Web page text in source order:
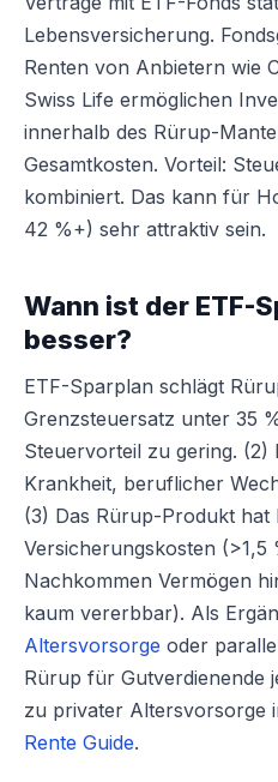
Lebensversicherung.
Renten von Anbietern wie
Swiss Life ermöglichen
innerhalb des Rürup-
Gesamtkosten. Vorteil:
kombiniert. Das kann für
42 %+) sehr attraktiv sein.
Wann ist der ETF-
besser?
ETF-Sparplan schlägt
Grenzsteuersatz unter 35
Steuervorteil zu gering.
Krankheit, beruflicher
(3) Das Rürup-Produkt hat
Versicherungskosten (>1,5
Nachkommen Vermögen
kaum vererbbar). Als
Altersvorsorge oder
Rürup für Gutverdienende
zu privater Altersvorsorge
Rente Guide.